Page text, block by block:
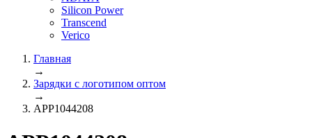
Silicon Power
Transcend
Verico
Главная
→
Зарядки с логотипом оптом
→
APP1044208